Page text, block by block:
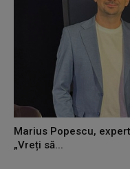
Marius Popescu,
„Vreți să...